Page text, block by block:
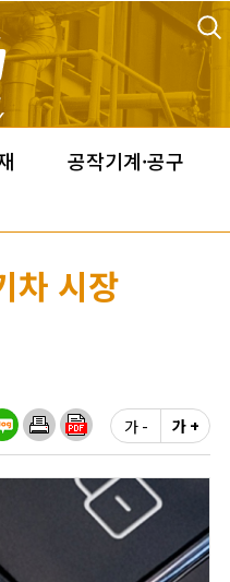
공작기계·공구
차 시장
가 - 가 +